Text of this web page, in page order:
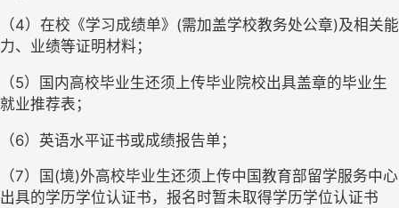
（4）在校《学习成绩单》(需加盖学校教务处公章)及相关能
力、业绩等证明材料 ；
（5）国内高校毕业生还须上传毕业院校出具盖章的毕业生
就业推荐表 ；
（6）英语水平证书或成绩报告单 ；
（7）国 (境)外高校毕业生还须上传中国教育部留学服务中心
出具的学历学位认证书，报名时暂未取得学历学位认证书